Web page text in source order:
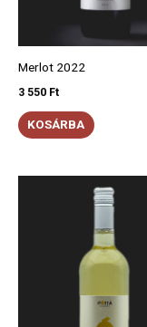
Merlot 2022
3 550 Ft
KOSÁRBA